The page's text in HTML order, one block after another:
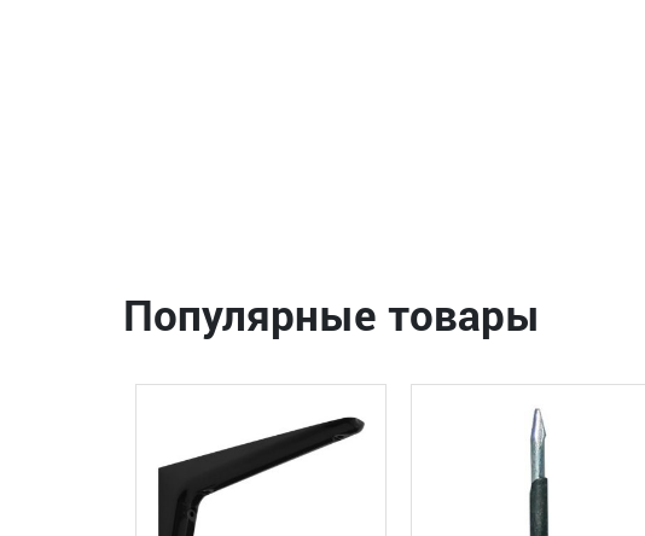
Популярные товары